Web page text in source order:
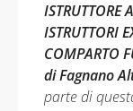
ISTRUTTORE
ISTRUTTORI
COMPARTO
di Fagnano
parte di